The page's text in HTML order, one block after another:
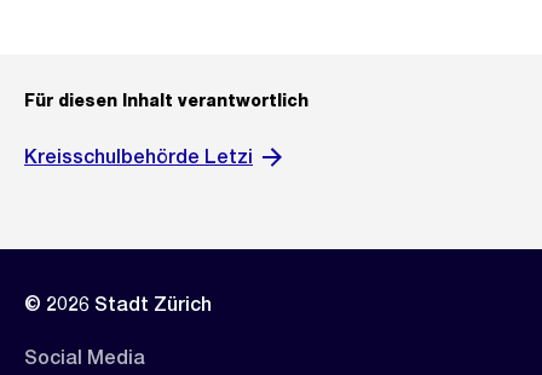
Für diesen Inhalt verantwortlich
Kreisschulbehörde Letzi
© 2026 Stadt Zürich
Social Media